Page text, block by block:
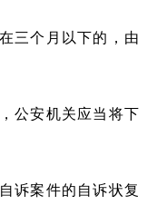
三个月以下的，由
公安机关应当将下
诉案件的自诉状复